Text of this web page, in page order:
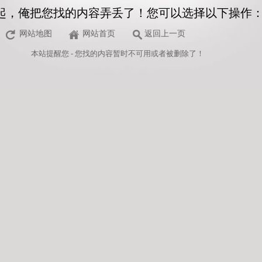
，俺把您找的内容弄丢了！您可以选择以下操作
网站地图 网站首页 返回上一页
本站提醒您 - 您找的内容暂时不可用或者被删除了！